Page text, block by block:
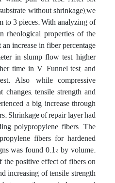
without shrinkage),we
to 3 pieces. With analyzing of
rheological properties of the
increase in fiber percentage
in slump flow test, higher
time in V-Funnel test, and
Also, while compressive
tensile strength and
a big increase through
Shrinkage of repair layer had
polypropylene fibers. The
fibers for hardened
was found 0.1% by volume.
the positive effect of fibers on
increasing of tensile strength